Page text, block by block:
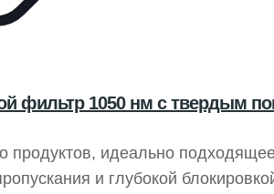
фильтр 1050 нм с твердым
продуктов, идеально
и глубокой